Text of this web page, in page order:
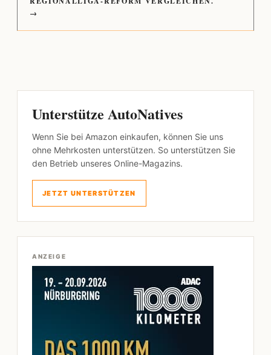
→
Unterstütze AutoNatives
Wenn Sie bei Amazon einkaufen, können Sie uns
ohne Mehrkosten unterstützen. So unterstützen Sie
den Betrieb unseres Online-Magazins.
JETZT UNTERSTÜTZEN
ANZEIGE